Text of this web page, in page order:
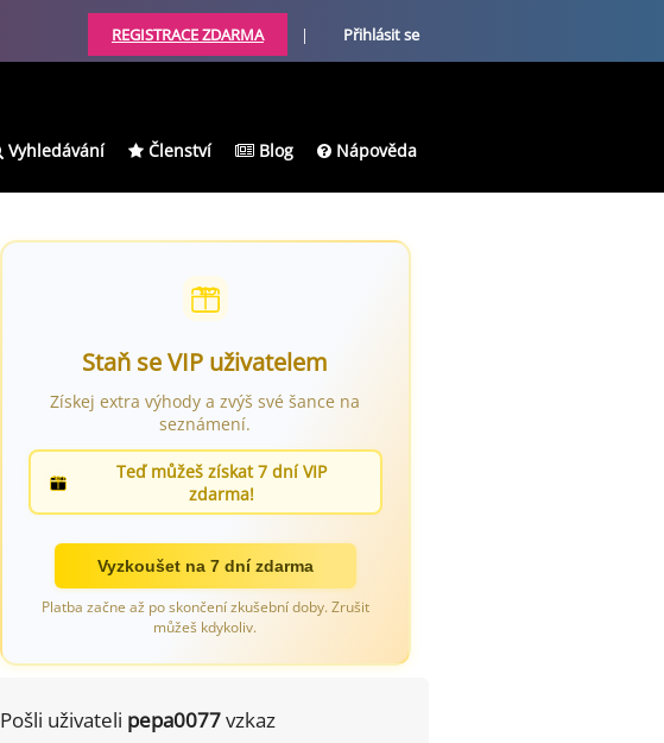
REGISTRACE ZDARMA | Přihlásit se
Vyhledávání Členství Blog Nápověda
Staň se VIP uživatelem
Získej extra výhody a zvýš své šance na
seznámení.
Teď můžeš získat 7 dní VIP
zdarma!
Vyzkoušet na 7 dní zdarma
Platba začne až po skončení zkušební doby. Zrušit
můžeš kdykoliv.
Pošli uživateli pepa0077vzkaz